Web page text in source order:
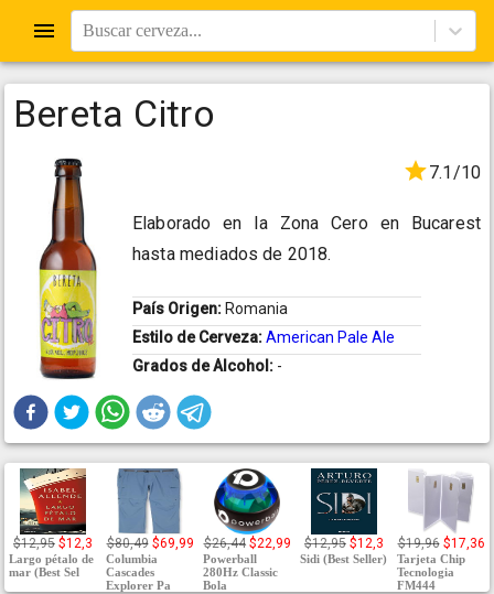
Buscar cerveza...
Bereta Citro
7.1/10
Elaborado en la Zona Cero en Bucarest
hasta mediados de 2018.
País Origen: Romania
Estilo de Cerveza:American Pale Ale
Grados de Alcohol: -
$12,95 $12,3
Largo pétalo de
mar (Best Sel
$80,49 $69,99
Columbia
Cascades
Explorer Pa
$26,44 $22,99
Powerball
280Hz Classic
Bola
$12,95 $12,3
Sidi (Best Seller)
$19,96 $17,36
Tarjeta Chip
Tecnologia
FM444